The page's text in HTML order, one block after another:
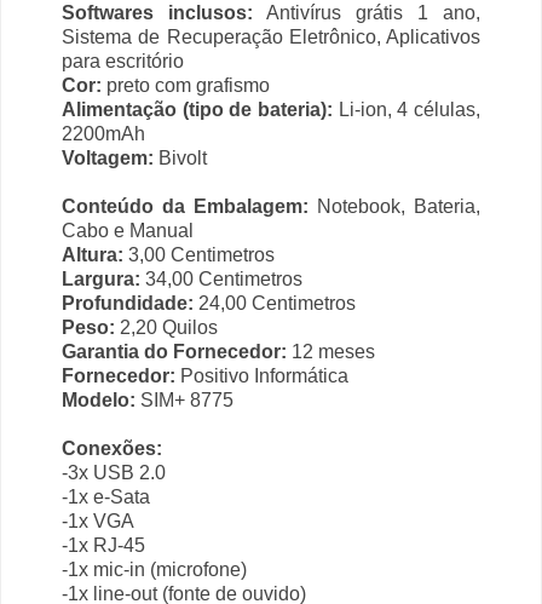
Softwares inclusos: Antivírus grátis 1 ano,
Sistema de Recuperação Eletrônico, Aplicativos
para escritório
Cor: preto com grafismo
Alimentação (tipo de bateria): Li-ion, 4 células,
2200mAh
Voltagem: Bivolt
Conteúdo da Embalagem: Notebook, Bateria,
Cabo e Manual
Altura: 3,00 Centimetros
Largura: 34,00 Centimetros
Profundidade: 24,00 Centimetros
Peso: 2,20 Quilos
Garantia do Fornecedor: 12 meses
Fornecedor: Positivo Informática
Modelo: SIM+ 8775
Conexões:
-3x USB 2.0
-1x e-Sata
-1x VGA
-1x RJ-45
-1x mic-in (microfone)
-1x line-out (fonte de ouvido)